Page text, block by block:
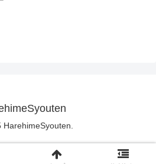
く表記 プライバシーポリシー